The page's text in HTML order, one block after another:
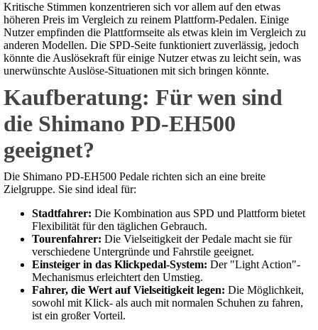
Kritische Stimmen konzentrieren sich vor allem auf den etwas
höheren Preis im Vergleich zu reinem Plattform-Pedalen. Einige
Nutzer empfinden die Plattformseite als etwas klein im Vergleich zu
anderen Modellen. Die SPD-Seite funktioniert zuverlässig, jedoch
könnte die Auslösekraft für einige Nutzer etwas zu leicht sein, was
unerwünschte Auslöse-Situationen mit sich bringen könnte.
Kaufberatung: Für wen sind
die Shimano PD-EH500
geeignet?
Die Shimano PD-EH500 Pedale richten sich an eine breite
Zielgruppe. Sie sind ideal für:
Stadtfahrer: Die Kombination aus SPD und Plattform bietet
Flexibilität für den täglichen Gebrauch.
Tourenfahrer: Die Vielseitigkeit der Pedale macht sie für
verschiedene Untergründe und Fahrstile geeignet.
Einsteiger in das Klickpedal-System: Der "Light Action"-
Mechanismus erleichtert den Umstieg.
Fahrer, die Wert auf Vielseitigkeit legen: Die Möglichkeit,
sowohl mit Klick- als auch mit normalen Schuhen zu fahren,
ist ein großer Vorteil.